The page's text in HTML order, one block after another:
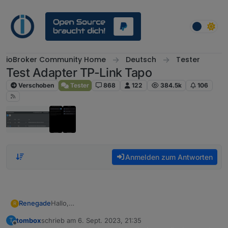
ioBroker Community Home Deutsch Tester
Test Adapter TP-Link Tapo
Verschoben Tester 868 122 384.5k 106
Anmelden zum Antworten
R RenegadeHallo,
nicht mehr über den IoBroker steuern.Über Alexa
tapo.0
T tomboxschrieb am 6. Sept. 2023, 21:35
zuletzt editiert von